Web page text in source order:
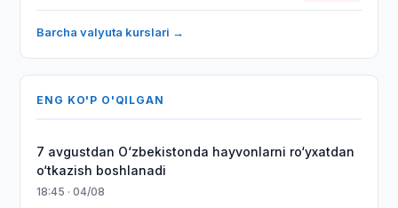
Barcha valyuta kurslari →
ENG KO'P O'QILGAN
7 avgustdan O‘zbekistonda hayvonlarni ro‘yxatdan
o‘tkazish boshlanadi
18:45 · 04/08